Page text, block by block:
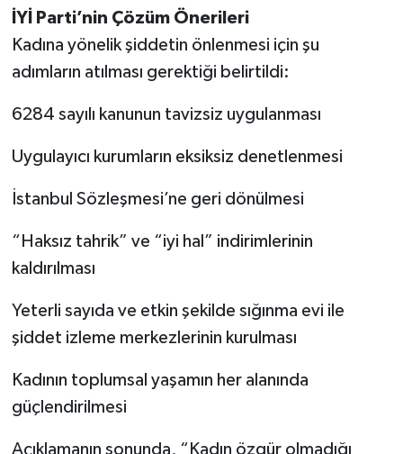
İYİ Parti’nin Çözüm Önerileri
Kadına yönelik şiddetin önlenmesi için şu
adımların atılması gerektiği belirtildi:
6284 sayılı kanunun tavizsiz uygulanması
Uygulayıcı kurumların eksiksiz denetlenmesi
İstanbul Sözleşmesi’ne geri dönülmesi
“Haksız tahrik” ve “iyi hal” indirimlerinin
kaldırılması
Yeterli sayıda ve etkin şekilde sığınma evi ile
şiddet izleme merkezlerinin kurulması
Kadının toplumsal yaşamın her alanında
güçlendirilmesi
Açıklamanın sonunda, “Kadın özgür olmadığı